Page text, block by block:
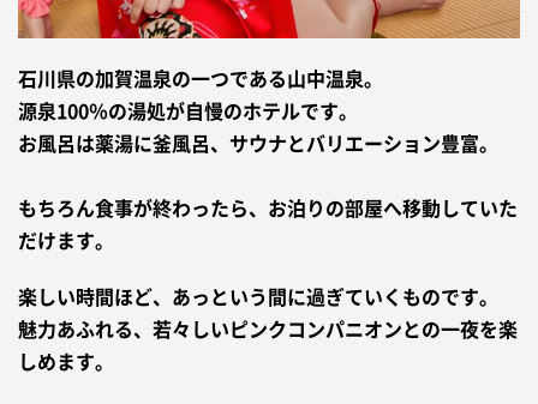
石川県の加賀温泉の一つである山中温泉。
源泉100％の湯処が自慢のホテルです。
お風呂は薬湯に釜風呂、サウナとバリエーション豊富。
もちろん食事が終わったら、お泊りの部屋へ移動していた
だけます。
楽しい時間ほど、あっという間に過ぎていくものです。
魅力あふれる、若々しいピンクコンパニオンとの一夜を楽
しめます。